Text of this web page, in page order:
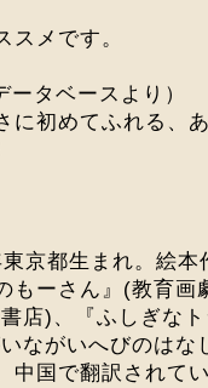
スメです。
タベースより）
に初めてふれる、
京都生まれ。絵本
もーさん』(教育画
店)、『ふしぎな
ながいへびのはな
中国で翻訳されて